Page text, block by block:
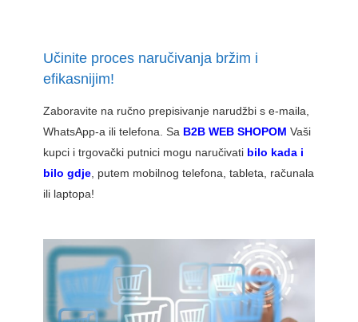
Učinite proces naručivanja bržim i
efikasnijim!
Zaboravite na ručno prepisivanje narudžbi s e-maila,
WhatsApp-a ili telefona. Sa B2B WEB SHOPOM Vaši
kupci i trgovački putnici mogu naručivati bilo kada i
bilo gdje , putem mobilnog telefona, tableta, računala
ili laptopa!